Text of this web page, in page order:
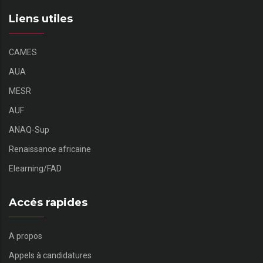
Liens utiles
CAMES
AUA
MESR
AUF
ANAQ-Sup
Renaissance africaine
Elearning/FAD
Accés rapides
A propos
Appels à candidatures